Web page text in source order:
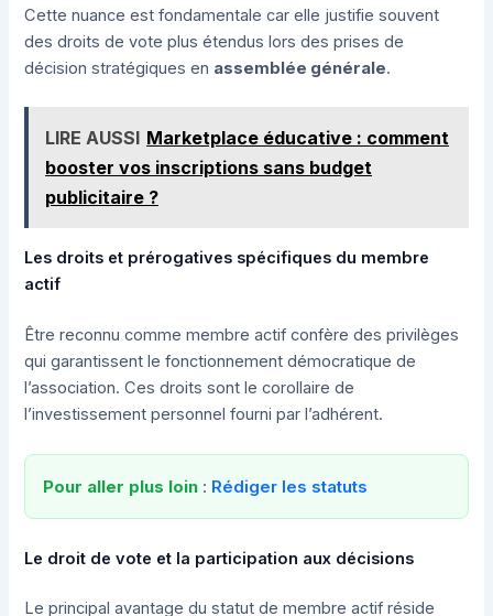
Cette nuance est fondamentale car elle justifie souvent
des droits de vote plus étendus lors des prises de
décision stratégiques en assemblée générale.
LIRE AUSSI Marketplace éducative : comment
booster vos inscriptions sans budget
publicitaire ?
Les droits et prérogatives spécifiques du membre
actif
Être reconnu comme membre actif confère des privilèges
qui garantissent le fonctionnement démocratique de
l’association. Ces droits sont le corollaire de
l’investissement personnel fourni par l’adhérent.
Pour aller plus loin : Rédiger les statuts
Le droit de vote et la participation aux décisions
Le principal avantage du statut de membre actif réside